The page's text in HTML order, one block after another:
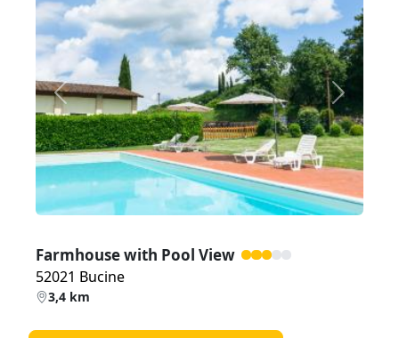
Zurück Weiter
Farmhouse with Pool View
52021 Bucine
3,4 km